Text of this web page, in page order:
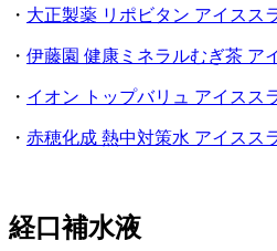
・ 大正製薬 リポビタン アイスス
・ 伊藤園 健康ミネラルむぎ茶 ア
・ イオン トップバリュ アイスス
・ 赤穂化成 熱中対策水 アイスス
経口補水液